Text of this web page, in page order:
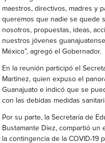
maestros, directivos, madres y
queremos que nadie se quede
nosotros, propuestas, ideas,
nuestros jóvenes
México”, agregó el Gobernador.
En la reunión participó el
Martínez, quien expuso el
Guanajuato e indicó que se
con las debidas medidas
Por su parte, la Secretaría de
Bustamante Díez, compartió un
la contingencia de la COVID-19